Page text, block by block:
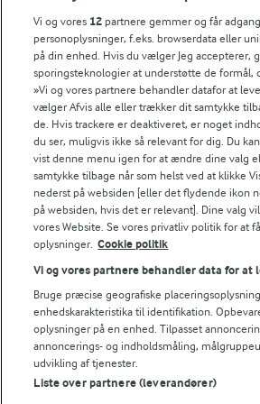
FarmAhead™ Check rapport
Andelshaverinfo: Mælkepris
Fødevarestyrelsens smiley-rapporter for
Fødevarestyrelsens smiley-rapporter for
Fødevarestyrelsens smiley-rapporter for
Følg
© 2026 Arla Foods
Vælg en anden cookies
Vi og vores 12 partnere gemmer og får
personoplysninger, f.eks. browserdata eller
på din enhed. Hvis du vælger Jeg accepterer,
sporingsteknologier at understøtte de formål,
»Vi og vores partnere behandler datafor at
vælger Afvis alle eller trækker dit samtykke
de. Hvis trackere er deaktiveret, er noget
du ser, muligvis ikke så relevant for dig. Du
vist denne menu igen for at ændre dine valg
samtykke tilbage når som helst ved at klikke
nederst på websiden [eller det flydende ikon
på websiden, hvis det er relevant]. Dine valg
vores Website. Se vores privatliv politik for at
oplysninger. Cookie politik
Vi og vores partnere behandler data for at
Bruge præcise geografiske
enhedskarakteristika til identifikation.
oplysninger på en enhed. Tilpasset
annoncerings- og indholdsmåling,
udvikling af tjenester.
Liste over partnere (leverandører)